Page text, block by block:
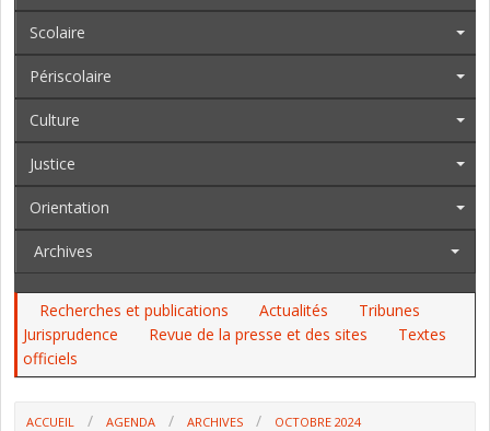
Scolaire
Périscolaire
Culture
Justice
Orientation
Archives
Recherches et publications Actualités
Tribunes
Jurisprudence
Revue de la presse et des sites
Textes
officiels
ACCUEIL AGENDA ARCHIVES OCTOBRE 2024